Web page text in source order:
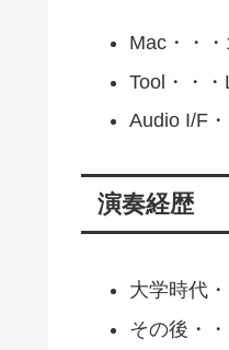
Mac・・
Tool・・
Audio I/F
演奏経歴
大学時代
その後・